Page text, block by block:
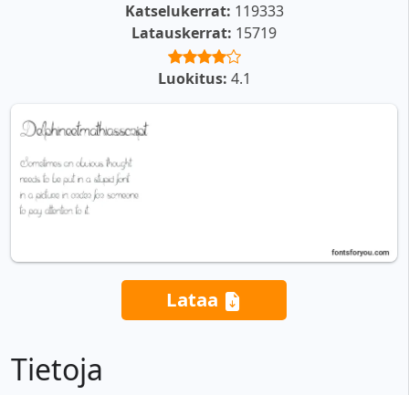
Katselukerrat: 119333
Latauskerrat: 15719
Luokitus: 4.1
Lataa
Tietoja